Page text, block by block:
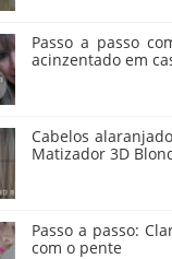
Passo a passo
acinzentado em
Cabelos
Matizador 3D
Passo a passo:
com o pente